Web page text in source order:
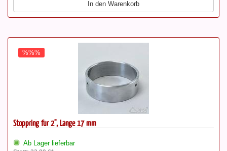
In den Warenkorb
%%%
Stoppring für 2", Länge 17 mm
Ab Lager lieferbar